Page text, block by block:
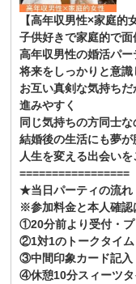
【高年収男性×家庭的
子供好きで家庭的で
高年収男性の婚活パー
将来をしっかりと意識
お互い真剣な気持ち
進みやすく
同じ気持ちの方同士
結婚後の生活にも夢が
人生を変える出会い
=================
★当日パーティの流
※参加料金と本人確認
①20分前より受付・プ
②1対1のトークタイム
③中間印象カード記入
④休憩10分スィーツタ